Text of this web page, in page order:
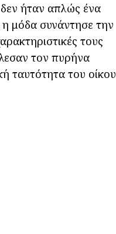
ήταν απλώς ένα
μόδα συνάντησε την
τους
τον πυρήνα
ταυτότητα του οίκου